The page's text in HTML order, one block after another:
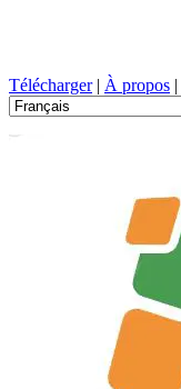
Télécharger| À propos |